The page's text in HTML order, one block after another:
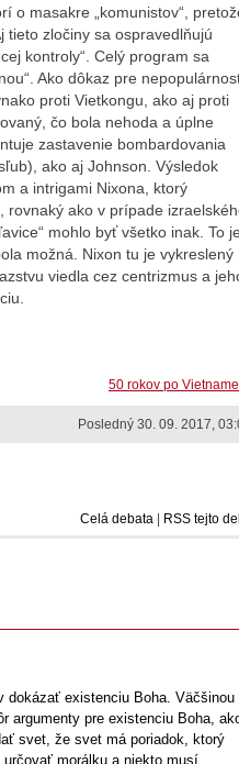
o masakre „komunistov“,
tieto zločiny sa ospravedlňujú
kontroly“. Celý program sa
Ako dôkaz pre
proti Vietkongu, ako aj proti
čo bola nehoda a úplne
zastavenie bombardovania
ako aj Johnson. Výsledok
a intrigami Nixona, ktorý
rovnaký ako v prípade
mohlo byť všetko inak. To je
možná. Nixon tu je vykreslený
viedla cez centrizmus a
50 rokov po
Posledný 30. 09. 2017,
Celá debata RSS tejto
dokázať existenciu Boha. Väčšinou
argumenty pre existenciu Boha,
svet, že svet má poriadok, ktorý
morálku a niekto musí